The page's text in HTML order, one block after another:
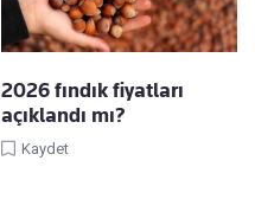
2026 fındık fiyatları
açıklandı mı?
Kaydet